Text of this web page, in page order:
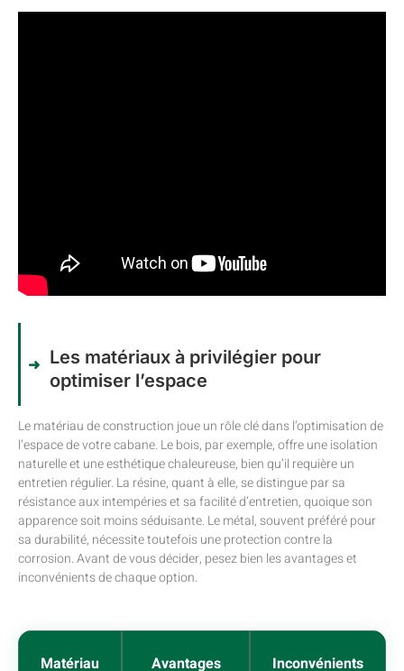
Les matériaux à privilégier pour
optimiser l’espace
Le matériau de construction joue un rôle clé dans l’optimisation de
l’espace de votre cabane. Le bois, par exemple, offre une isolation
naturelle et une esthétique chaleureuse, bien qu’il requière un
entretien régulier. La résine, quant à elle, se distingue par sa
résistance aux intempéries et sa facilité d’entretien, quoique son
apparence soit moins séduisante. Le métal, souvent préféré pour
sa durabilité, nécessite toutefois une protection contre la
corrosion. Avant de vous décider, pesez bien les avantages et
inconvénients de chaque option.
Matériau Avantages Inconvénients